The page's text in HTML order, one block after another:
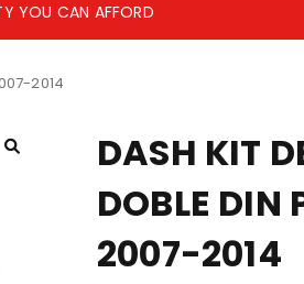
YOU CAN AFFORD
2014
DASH KIT
DOBLE DIN
2007-2014